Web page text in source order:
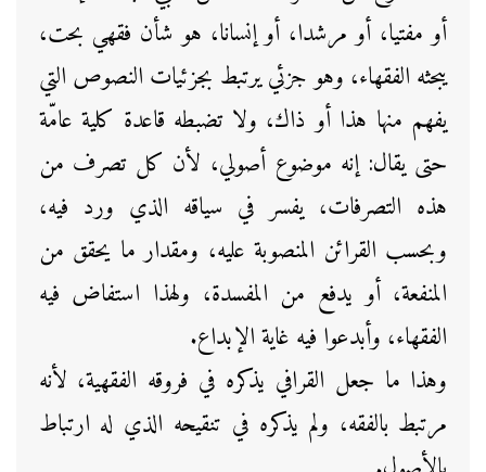
أو مفتيا، أو مرشدا، أو إنسانا، هو شأن فقهي بحت،
يبحثه الفقهاء، وهو جزئي يرتبط بجزئيات النصوص التي
يفهم منها هذا أو ذاك، ولا تضبطه قاعدة كلية عامّة
حتى يقال: إنه موضوع أصولي، لأن كل تصرف من
هذه التصرفات، يفسر في سياقه الذي ورد فيه،
وبحسب القرائن المنصوبة عليه، ومقدار ما يحقق من
المنفعة، أو يدفع من المفسدة، ولهذا استفاض فيه
الفقهاء، وأبدعوا فيه غاية الإبداع.
وهذا ما جعل القرافي يذكره في فروقه الفقهية، لأنه
مرتبط بالفقه، ولم يذكره في تنقيحه الذي له ارتباط